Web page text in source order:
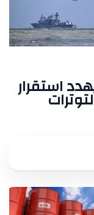
استقرار